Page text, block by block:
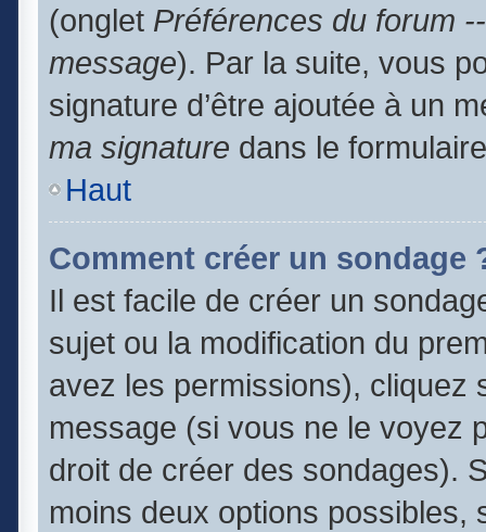
(onglet Préférences du forum
message). Par la suite, vous
signature d’être ajoutée à un
ma signature dans le
Haut
Comment créer un sondage
Il est facile de créer un
sujet ou la modification du
avez les permissions), cliquez
message (si vous ne le voyez
droit de créer des sondages).
moins deux options possibles,